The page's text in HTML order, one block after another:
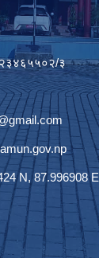
३
N, 87.996908 E